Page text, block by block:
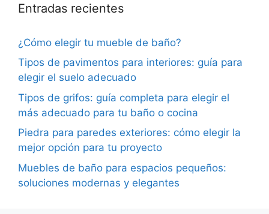
Entradas recientes
¿Cómo elegir tu mueble de baño?
Tipos de pavimentos para interiores: guía para
elegir el suelo adecuado
Tipos de grifos: guía completa para elegir el
más adecuado para tu baño o cocina
Piedra para paredes exteriores: cómo elegir la
mejor opción para tu proyecto
Muebles de baño para espacios pequeños:
soluciones modernas y elegantes